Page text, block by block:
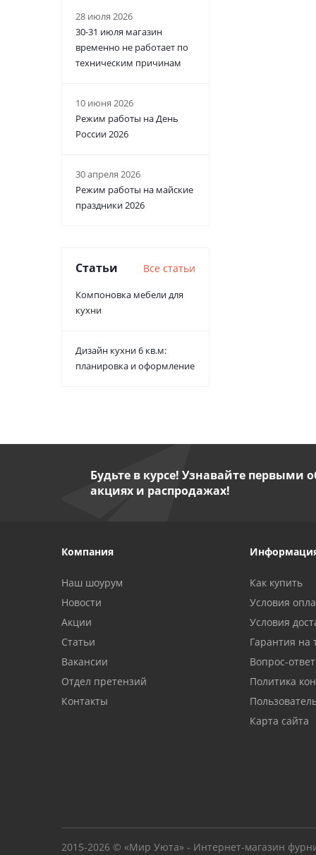
28 июля 2026
30-31 июля магазин
временно не работает по
техническим причинам
10 июня 2026
Режим работы на День
России 2026
30 апреля 2026
Режим работы на майские
праздники 2026
Статьи Все статьи
Компоновка мебели для
кухни
Дизайн кухни 6 кв.м:
планировка и оформление
Будьте в курсе! Узнавайте первыми
акциях и распродажах!
Компания
Наш шоурум
Новости
Акции
Статьи
Вакансии
Отдел претензий
Контакты
Как купить
Условия
Условия
Гарантия на
Вопрос-ответ
Политика
Карта сайта
2015-2026 © «Мир Уюта» - Интернет-магазин